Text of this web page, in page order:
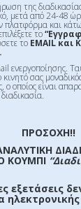
της
μετά από 24-48
πλατφόρμα και
το
το EMAIL και
ενεργοποίησης.
σας
ο οποίος είναι
ΠΡΟΣΟΧΗ!!
ΚΟΥΜΠΙ
εξετάσεις